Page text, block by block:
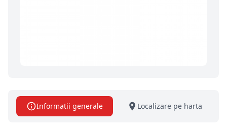
Informatii generale Localizare pe harta